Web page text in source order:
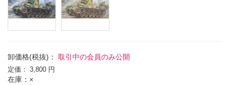
卸価格(税抜)： 取引中の会員のみ公開
定価： 3,800 円
在庫：×